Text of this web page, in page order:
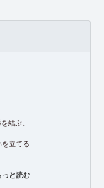
結ぶ。
立てる
っと読む